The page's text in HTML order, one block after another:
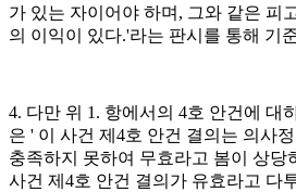
가 있는 자이어야 하며, 그와 같은 피
의 이익이 있다.'라는 판시를 통해 기
4. 다만 위 1. 항에서의 4호 안건에 대
은 ' 이 사건 제4호 안건 결의는 의사
충족하지 못하여 무효라고 봄이 상당
사건 제4호 안건 결의가 유효라고 다